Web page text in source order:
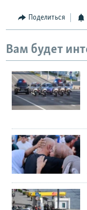
Поделиться
Вам будет